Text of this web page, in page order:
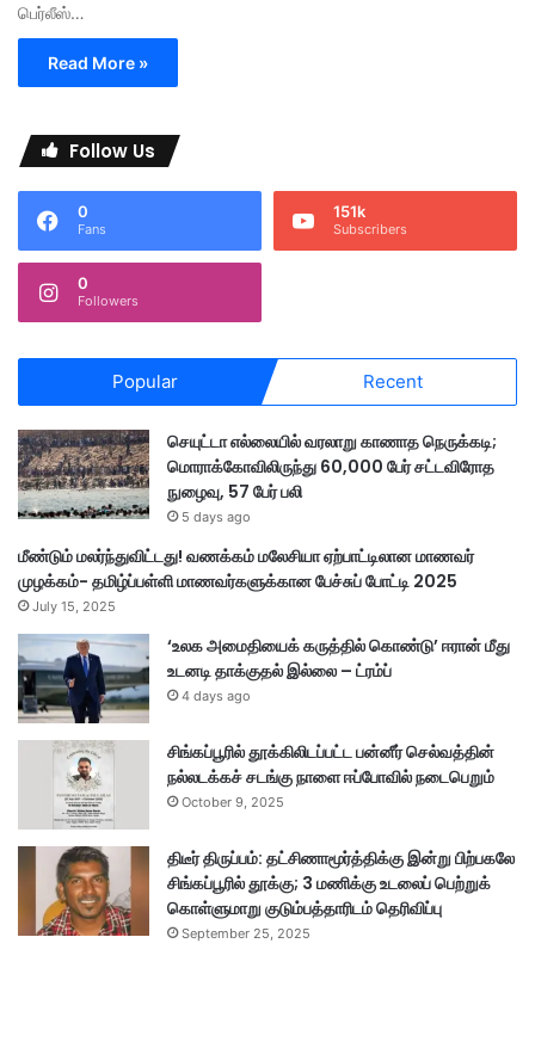
பெர்லீஸ்…
Read More »
Follow Us
0
Fans
151k
Subscribers
0
Followers
Popular Recent
செயுட்டா எல்லையில் வரலாறு காணாத நெருக்கடி;
மொராக்கோவிலிருந்து 60,000 பேர் சட்டவிரோத
நுழைவு, 57 பேர் பலி
5 days ago
மீண்டும் மலர்ந்துவிட்டது! வணக்கம் மலேசியா ஏற்பாட்டிலான மாணவர்
முழக்கம்- தமிழ்ப்பள்ளி மாணவர்களுக்கான பேச்சுப் போட்டி 2025
July 15, 2025
‘உலக அமைதியைக் கருத்தில் கொண்டு’ ஈரான் மீது
உடனடி தாக்குதல் இல்லை – ட்ரம்ப்
4 days ago
சிங்கப்பூரில் தூக்கிலிடப்பட்ட பன்னீர் செல்வத்தின்
நல்லடக்கச் சடங்கு நாளை ஈப்போவில் நடைபெறும்
October 9, 2025
திடீர் திருப்பம்: தட்சிணாமூர்த்திக்கு இன்று பிற்பகலே
சிங்கப்பூரில் தூக்கு; 3 மணிக்கு உடலைப் பெற்றுக்
கொள்ளுமாறு குடும்பத்தாரிடம் தெரிவிப்பு
September 25, 2025